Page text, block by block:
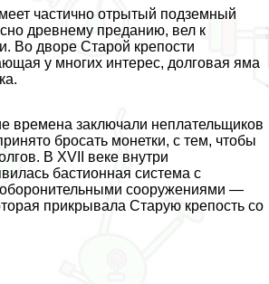
частично отрытый подземный
древнему преданию, вел к
Во дворе Старой крепости
у многих интерес, долговая яма
времена заключали неплательщиков
бросать монетки, с тем, чтобы
В XVII веке внутри
бастионная система с
сооружениями —
прикрывала Старую крепость со